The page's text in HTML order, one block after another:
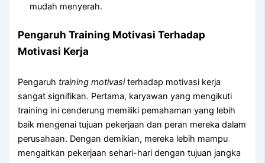
mudah menyerah.
Pengaruh Training Motivasi Terhadap
Motivasi Kerja
Pengaruh training motivasiterhadap motivasi kerja
sangat signifikan. Pertama, karyawan yang mengikuti
training ini cenderung memiliki pemahaman yang lebih
baik mengenai tujuan pekerjaan dan peran mereka dalam
perusahaan. Dengan demikian, mereka lebih mampu
mengaitkan pekerjaan sehari-hari dengan tujuan jangka